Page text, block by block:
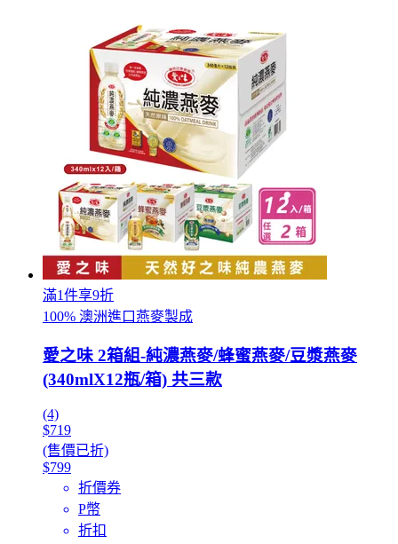
滿1件享9折
100% 澳洲進口燕麥製成
愛之味 2箱組-純濃燕麥/蜂蜜燕麥/豆漿燕麥
(340mlX12瓶/箱) 共三款
(4)
$719
(售價已折)
$799
折價券
P幣
折扣